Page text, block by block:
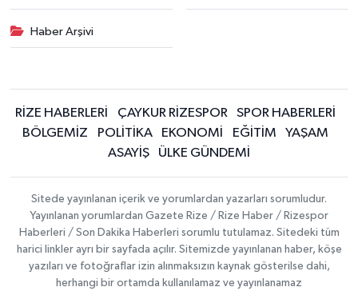
Haber Arşivi
RİZE HABERLERİ ÇAYKUR RİZESPOR
SPOR HABERLERİ
BÖLGEMİZ
POLİTİKA EKONOMİ EĞİTİM
YAŞAM
ASAYİŞ
ÜLKE GÜNDEMİ
Sitede yayınlanan içerik ve yorumlardan yazarları sorumludur.
Yayınlanan yorumlardan Gazete Rize / Rize Haber / Rizespor
Haberleri / Son Dakika Haberleri sorumlu tutulamaz. Sitedeki tüm
harici linkler ayrı bir sayfada açılır. Sitemizde yayınlanan haber, köşe
yazıları ve fotoğraflar izin alınmaksızın kaynak gösterilse dahi,
herhangi bir ortamda kullanılamaz ve yayınlanamaz